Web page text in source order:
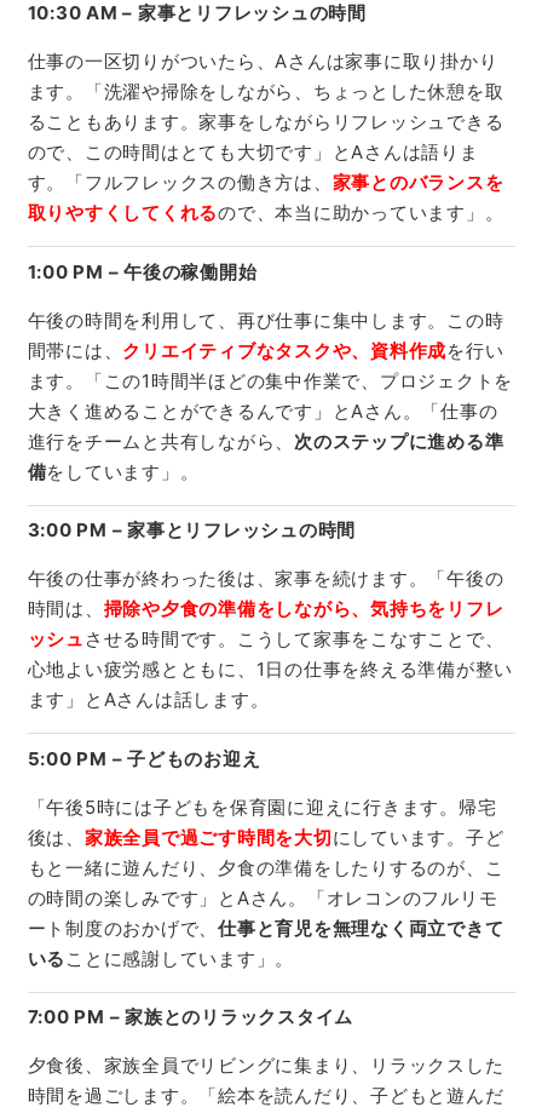
10:30 AM – 家事とリフレッシュの時間
仕事の一区切りがついたら、Aさんは家事に取り掛かり
ます。「洗濯や掃除をしながら、ちょっとした休憩を取
ることもあります。家事をしながらリフレッシュできる
ので、この時間はとても大切です」とAさんは語りま
す。「フルフレックスの働き方は、 家事とのバランスを
取りやすくしてくれるので、本当に助かっています」。
1:00 PM – 午後の稼働開始
午後の時間を利用して、再び仕事に集中します。この時
間帯には、 クリエイティブなタスクや、資料作成を行い
ます。「この1時間半ほどの集中作業で、プロジェクトを
大きく進めることができるんです」とAさん。「仕事の
進行をチームと共有しながら、 次のステップに進める準
備をしています」。
3:00 PM – 家事とリフレッシュの時間
午後の仕事が終わった後は、家事を続けます。「午後の
時間は、 掃除や夕食の準備をしながら、気持ちをリフレ
ッシュ させる時間です。こうして家事をこなすことで、
心地よい疲労感とともに、1日の仕事を終える準備が整い
ます」とAさんは話します。
5:00 PM – 子どものお迎え
「午後5時には子どもを保育園に迎えに行きます。帰宅
後は、 家族全員で過ごす時間を大切にしています。子ど
もと一緒に遊んだり、夕食の準備をしたりするのが、こ
の時間の楽しみです」とAさん。「オレコンのフルリモ
ート制度のおかげで、 仕事と育児を無理なく両立できて
いる ことに感謝しています」。
7:00 PM – 家族とのリラックスタイム
夕食後、家族全員でリビングに集まり、リラックスした
時間を過ごします。「絵本を読んだり、子どもと遊んだ